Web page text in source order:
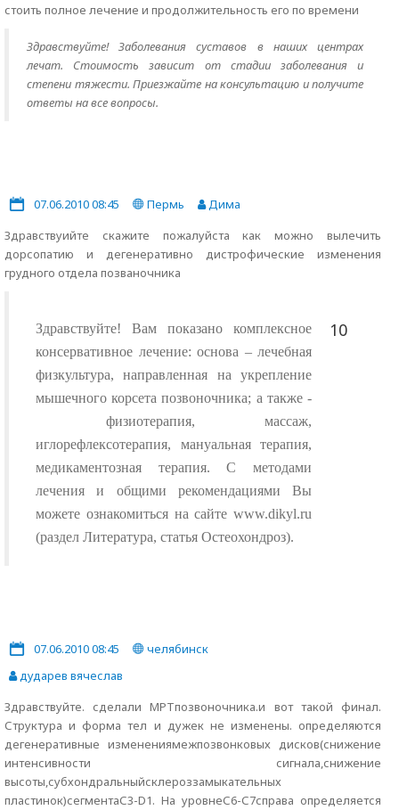
стоить полное лечение и продолжительность его по времени
Здравствуйте! Заболевания суставов в наших центрах
лечат. Стоимость зависит от стадии заболевания и
степени тяжести. Приезжайте на консультацию и получите
ответы на все вопросы.
07.06.2010 08:45 Пермь
Дима
Здравствуийте скажите пожалуйста как можно вылечить
дорсопатию и дегенеративно дистрофические изменения
грудного отдела позваночника
Здравствуйте! Вам показано комплексное
консервативное лечение: основа – лечебная
физкультура, направленная на укрепление
мышечного корсета позвоночника; а также -
физиотерапия, массаж,
иглорефлексотерапия, мануальная терапия,
медикаментозная терапия. С методами
лечения и общими рекомендациями Вы
можете ознакомиться на сайте www.dikyl.ru
(раздел Литература, статья Остеохондроз).
10
07.06.2010 08:45
челябинск
дударев вячеслав
Здравствуйте. сделали МРТпозвоночника.и вот такой финал.
Структура и форма тел и дужек не изменены. определяются
дегенеративные изменениямежпозвонковых дисков(снижение
интенсивности сигнала,снижение
высоты,субхондральныйсклероззамыкательных
пластинок)сегментаС3-D1. На уровнеС6-С7справа определяется